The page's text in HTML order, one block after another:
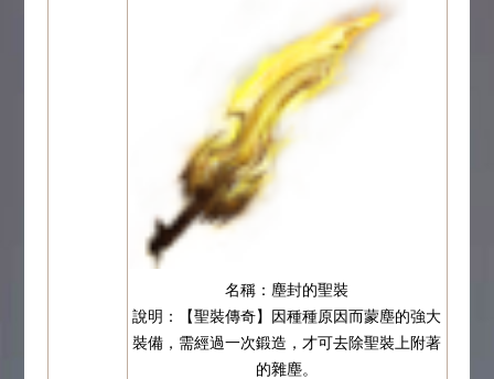
名稱：塵封的聖裝
說明：【聖裝傳奇】因種種原因而蒙塵的強大
裝備，需經過一次鍛造，才可去除聖裝上附著
的雜塵。